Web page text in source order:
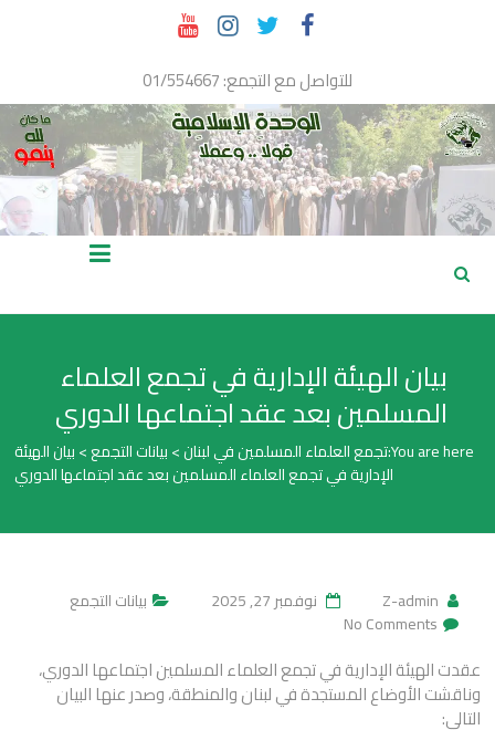
للتواصل مع التجمع: 01/554667
تجمع
العلماء
المسلمين
في
لبنان
بيان الهيئة الإدارية في تجمع العلماء
المسلمين بعد عقد اجتماعها الدوري
You are here:تجمع العلماء المسلمين في لبنان>بيانات التجمع>بيان الهيئة
الإدارية في تجمع العلماء المسلمين بعد عقد اجتماعها الدوري
Z-admin نوفمبر 27, 2025
بيانات التجمع
No Comments
عقدت الهيئة الإدارية في تجمع العلماء المسلمين اجتماعها الدوري،
وناقشت الأوضاع المستجدة في لبنان والمنطقة، وصدر عنها البيان
التالي: